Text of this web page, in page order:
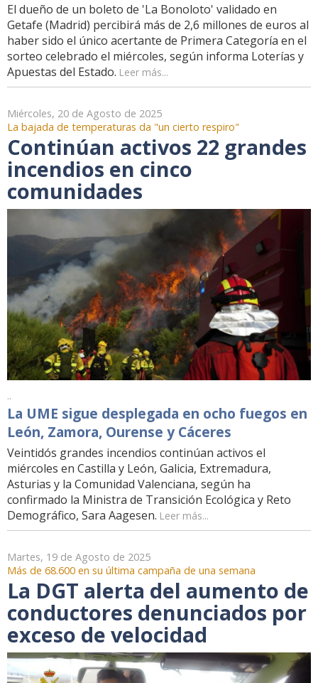
El dueño de un boleto de 'La Bonoloto' validado en
Getafe (Madrid) percibirá más de 2,6 millones de euros al
haber sido el único acertante de Primera Categoría en el
sorteo celebrado el miércoles, según informa Loterías y
Apuestas del Estado. Leer más...
Miércoles, 20 de Agosto de 2025
La bajada de temperaturas da "un cierto respiro"
Continúan activos 22 grandes
incendios en cinco
comunidades
..
La UME sigue desplegada en ocho fuegos en
León, Zamora, Ourense y Cáceres
Veintidós grandes incendios continúan activos el
miércoles en Castilla y León, Galicia, Extremadura,
Asturias y la Comunidad Valenciana, según ha
confirmado la Ministra de Transición Ecológica y Reto
Demográfico, Sara Aagesen. Leer más...
Martes, 19 de Agosto de 2025
Más de 68.600 en su última campaña de una semana
La DGT alerta del aumento de
conductores denunciados por
exceso de velocidad